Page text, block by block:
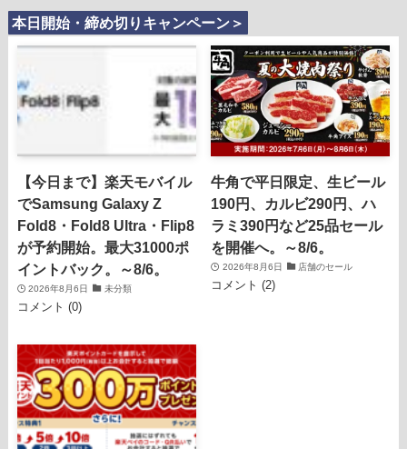
本日開始・締め切りキャンペーン＞
【今日まで】楽天モバイル
でSamsung Galaxy Z
Fold8・Fold8 Ultra・Flip8
が予約開始。最大31000ポ
イントバック。～8/6。
2026年8月6日 未分類
コメント (0)
牛角で平日限定、生ビール
190円、カルビ290円、ハ
ラミ390円など25品セール
を開催へ。～8/6。
2026年8月6日 店舗のセール
コメント (2)